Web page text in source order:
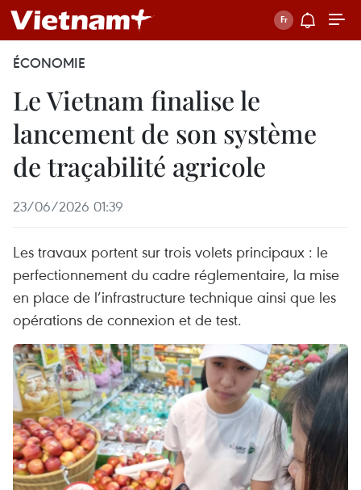
ÉCONOMIE
Le Vietnam finalise le
lancement de son système
de traçabilité agricole
23/06/2026 01:39
Les travaux portent sur trois volets principaux : le
perfectionnement du cadre réglementaire, la mise
en place de l’infrastructure technique ainsi que les
opérations de connexion et de test.